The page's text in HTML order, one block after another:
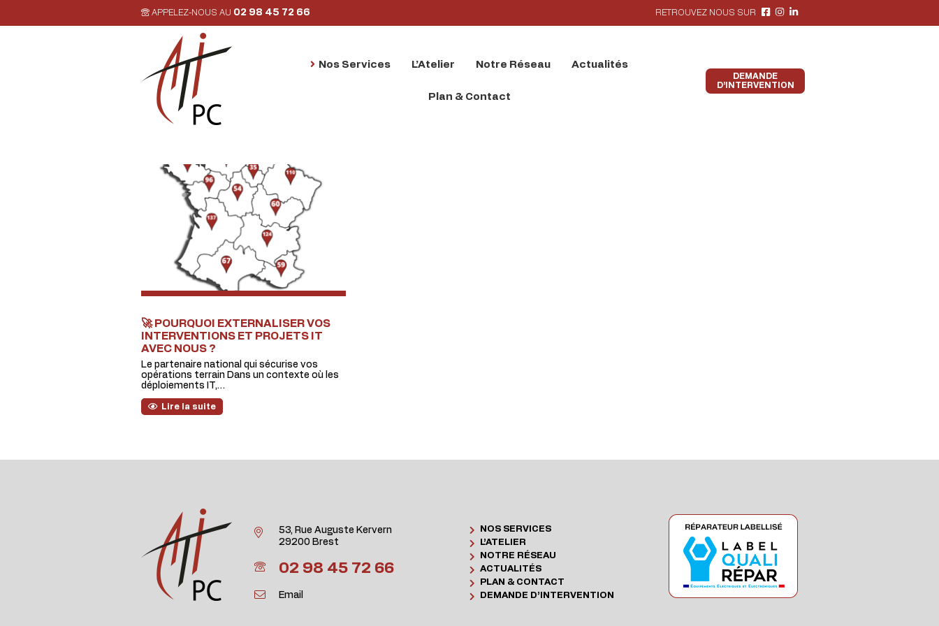
APPELEZ-NOUS AU 02 98 45 72 66 RETROUVEZ NOUS SUR
Nos Services L’Atelier Notre Réseau Actualités
Plan & Contact
DEMANDE
D’INTERVENTION
🚀 POURQUOI EXTERNALISER VOS
INTERVENTIONS ET PROJETS IT
AVEC NOUS ?
Le partenaire national qui sécurise vos
opérations terrain Dans un contexte où les
déploiements IT,…
Lire la suite
53, Rue Auguste Kervern
29200 Brest
02 98 45 72 66
Email
NOS SERVICES
L’ATELIER
NOTRE RÉSEAU
ACTUALITÉS
PLAN & CONTACT
DEMANDE D’INTERVENTION